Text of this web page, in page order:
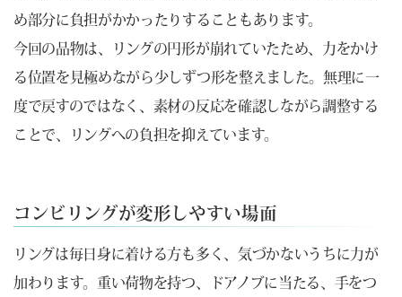
め部分に負担がかかったりすることもあります。
今回の品物は、リングの円形が崩れていたため、力をかけ
る位置を見極めながら少しずつ形を整えました。無理に一
度で戻すのではなく、素材の反応を確認しながら調整する
ことで、リングへの負担を抑えています。
コンビリングが変形しやすい場面
リングは毎日身に着ける方も多く、気づかないうちに力が
加わります。重い荷物を持つ、ドアノブに当たる、手をつ